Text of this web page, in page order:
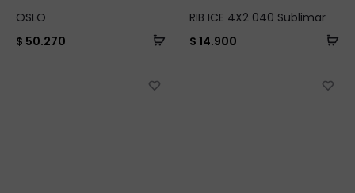
OSLO
$ 50.270
RIB ICE 4X2 040 Sublimar
$ 14.900